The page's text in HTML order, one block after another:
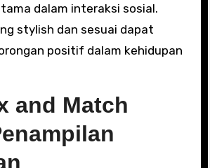
dalam interaksi sosial.
stylish dan sesuai dapat
positif dalam kehidupan
and Match